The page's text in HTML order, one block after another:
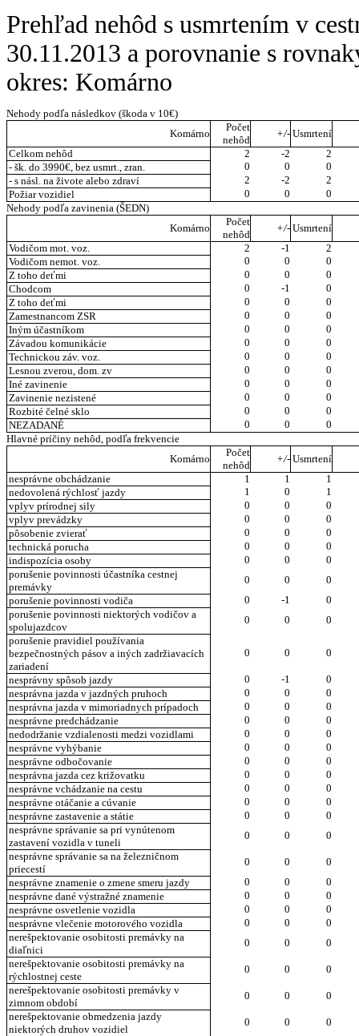
Prehľad nehôd s usmrtením v
30.11.2013 a porovnanie s
okres: Komárno
Nehody podľa následkov (škoda v 10€)
Komárno
Počet
nehôd
+/- Usmrtení
Celkom nehôd
2 -2
2
- šk. do 3990€, bez usmrt., zran.
0 0
0
- s násl. na živote alebo zdraví
2 -2
2
Požiar vozidiel
0 0
0
Nehody podľa zavinenia (ŠEDN)
Komárno
Počet
nehôd
+/- Usmrtení
Vodičom mot. voz.
2 -1
2
Vodičom nemot. voz.
0 0
0
Z toho deťmi
0 0
0
Chodcom
0 -1
0
Z toho deťmi
0 0
0
Zamestnancom ZSR
0 0
0
Iným účastníkom
0 0
0
Závadou komunikácie
0 0
0
Technickou záv. voz.
0 0
0
Lesnou zverou, dom. zv
0 0
0
Iné zavinenie
0 0
0
Zavinenie nezistené
0 0
0
Rozbité čelné sklo
0 0
0
NEZADANÉ
0 0
0
Hlavné príčiny nehôd, podľa frekvencie
Komárno
Počet
nehôd
+/- Usmrtení
nesprávne obchádzanie
1 1
1
nedovolená rýchlosť jazdy
1 0
1
vplyv prírodnej sily
0 0
0
vplyv prevádzky
0 0
0
pôsobenie zvierať
0 0
0
technická porucha
0 0
0
indispozícia osoby
0 0
0
porušenie povinnosti účastníka cestnej
premávky
0 0
0
porušenie povinnosti vodiča
0 -1
0
porušenie povinnosti niektorých vodičov a
spolujazdcov
0 0
0
porušenie pravidiel používania
bezpečnostných pásov a iných zadržiavacích
zariadení
0 0 0
nesprávny spôsob jazdy 0 -1
0
nesprávna jazda v jazdných pruhoch
0 0
0
nesprávna jazda v mimoriadnych prípadoch
0 0
0
nesprávne predchádzanie
0 0
0
nedodržanie vzdialenosti medzi vozidlami
0 0
0
nesprávne vyhýbanie
0 0
0
nesprávne odbočovanie
0 0
0
nesprávna jazda cez križovatku
0 0
0
nesprávne vchádzanie na cestu
0 0
0
nesprávne otáčanie a cúvanie
0 0
0
nesprávne zastavenie a státie
0 0
0
nesprávne správanie sa pri vynútenom
zastavení vozidla v tuneli
0 0
0
nesprávne správanie sa na železničnom
priecestí
0 0
0
nesprávne znamenie o zmene smeru jazdy
0 0
0
nesprávne dané výstražné znamenie
0 0
0
nesprávne osvetlenie vozidla
0 0
0
nesprávne vlečenie motorového vozidla
0 0
0
nerešpektovanie osobitosti premávky na
diaľnici
0 0
0
nerešpektovanie osobitosti premávky na
rýchlostnej ceste
0 0
0
nerešpektovanie osobitosti premávky v
zimnom období
0 0
0
nerešpektovanie obmedzenia jazdy
niektorých druhov vozidiel
0 0
0